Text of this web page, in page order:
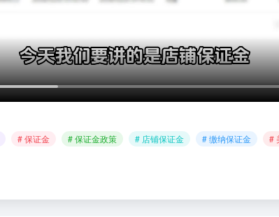
# 保证金 # 保证金政策 # 店铺保证金 # 缴纳保证金 #